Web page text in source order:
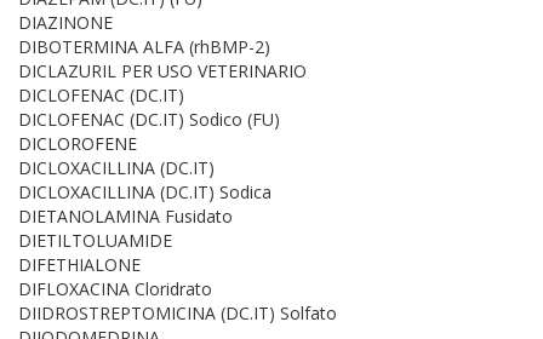
DIAZINONE
DIBOTERMINA ALFA (rhBMP-2)
DICLAZURIL PER USO VETERINARIO
DICLOFENAC (DC.IT)
DICLOFENAC (DC.IT) Sodico (FU)
DICLOROFENE
DICLOXACILLINA (DC.IT)
DICLOXACILLINA (DC.IT) Sodica
DIETANOLAMINA Fusidato
DIETILTOLUAMIDE
DIFETHIALONE
DIFLOXACINA Cloridrato
DIIDROSTREPTOMICINA (DC.IT) Solfato